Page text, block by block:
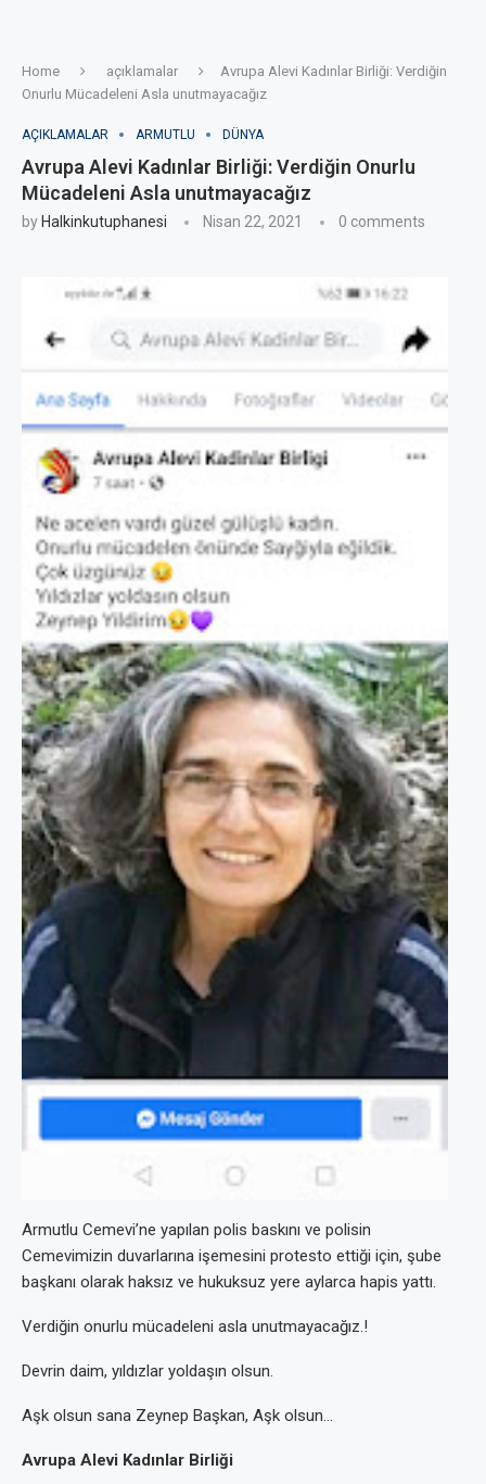
Home açıklamalar
Avrupa Alevi Kadınlar Birliği: Verdiğin
Onurlu Mücadeleni Asla unutmayacağız
AÇIKLAMALAR ARMUTLU DÜNYA
Avrupa Alevi Kadınlar Birliği: Verdiğin Onurlu
Mücadeleni Asla unutmayacağız
by Halkinkutuphanesi Nisan 22, 2021 0 comments
Armutlu Cemevi’ne yapılan polis baskını ve polisin
Cemevimizin duvarlarına işemesini protesto ettiği için, şube
başkanı olarak haksız ve hukuksuz yere aylarca hapis yattı.
Verdiğin onurlu mücadeleni asla unutmayacağız.!
Devrin daim, yıldızlar yoldaşın olsun.
Aşk olsun sana Zeynep Başkan, Aşk olsun…
Avrupa Alevi Kadınlar Birliği